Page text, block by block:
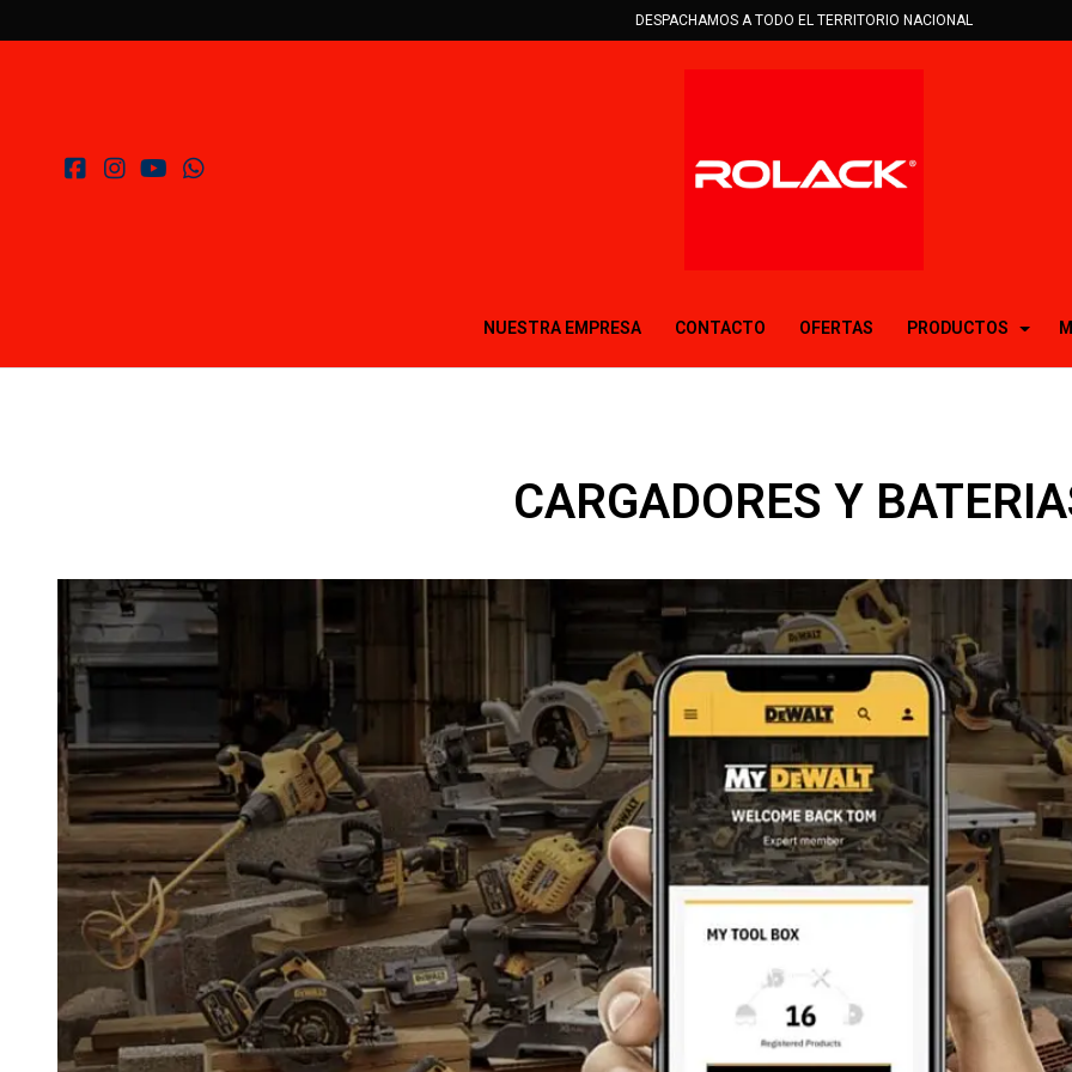
DESPACHAMOS A TODO EL TERRITORIO NACIONAL
NUESTRA EMPRESA CONTACTO OFERTAS PRODUCTOS
CARGADORES Y